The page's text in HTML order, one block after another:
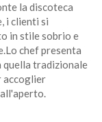
la discoteca
i clienti si
in stile sobrio e
chef presenta
quella tradizionale
accoglier
all'aperto.